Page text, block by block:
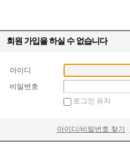
회원 가입을 하실 수 없습니다
아이디
비밀번호
로그인 유지
아이디/비밀번호 찾기